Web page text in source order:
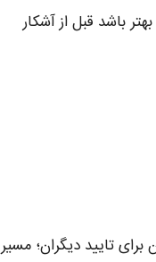
باشد قبل از آشکار
تایید دیگران؛ مسیر